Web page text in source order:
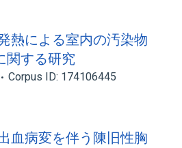
熱による室内の汚染物
関する研究
Corpus ID: 174106445
血病変を伴う陳旧性胸